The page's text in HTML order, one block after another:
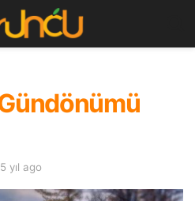
Gündönümü
5 yıl ago